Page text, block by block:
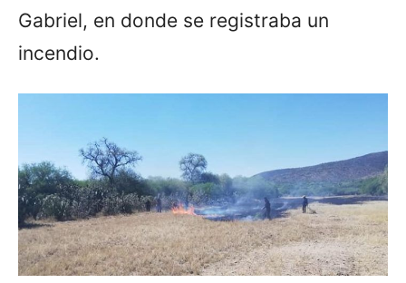
Gabriel, en donde se registraba un
incendio.